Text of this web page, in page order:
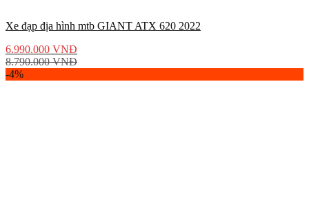
Xe đạp địa hình mtb GIANT ATX 620 2022
6.990.000 VNĐ
8.790.000VNĐ
-4%